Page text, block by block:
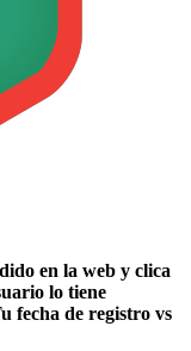
en la web y clica
lo tiene
fecha de registro vs